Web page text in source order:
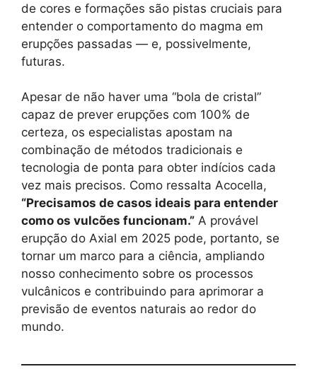
de cores e formações são pistas cruciais para
entender o comportamento do magma em
erupções passadas — e, possivelmente,
futuras.
Apesar de não haver uma “bola de cristal”
capaz de prever erupções com 100% de
certeza, os especialistas apostam na
combinação de métodos tradicionais e
tecnologia de ponta para obter indícios cada
vez mais precisos. Como ressalta Acocella,
“Precisamos de casos ideais para entender
como os vulcões funcionam.” A provável
erupção do Axial em 2025 pode, portanto, se
tornar um marco para a ciência, ampliando
nosso conhecimento sobre os processos
vulcânicos e contribuindo para aprimorar a
previsão de eventos naturais ao redor do
mundo.